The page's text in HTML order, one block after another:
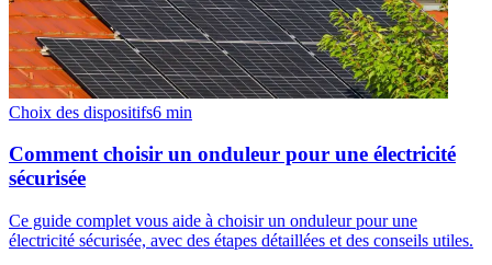
Choix des dispositifs6 min
Comment choisir un onduleur pour une électricité
sécurisée
Ce guide complet vous aide à choisir un onduleur pour une
électricité sécurisée, avec des étapes détaillées et des conseils utiles.